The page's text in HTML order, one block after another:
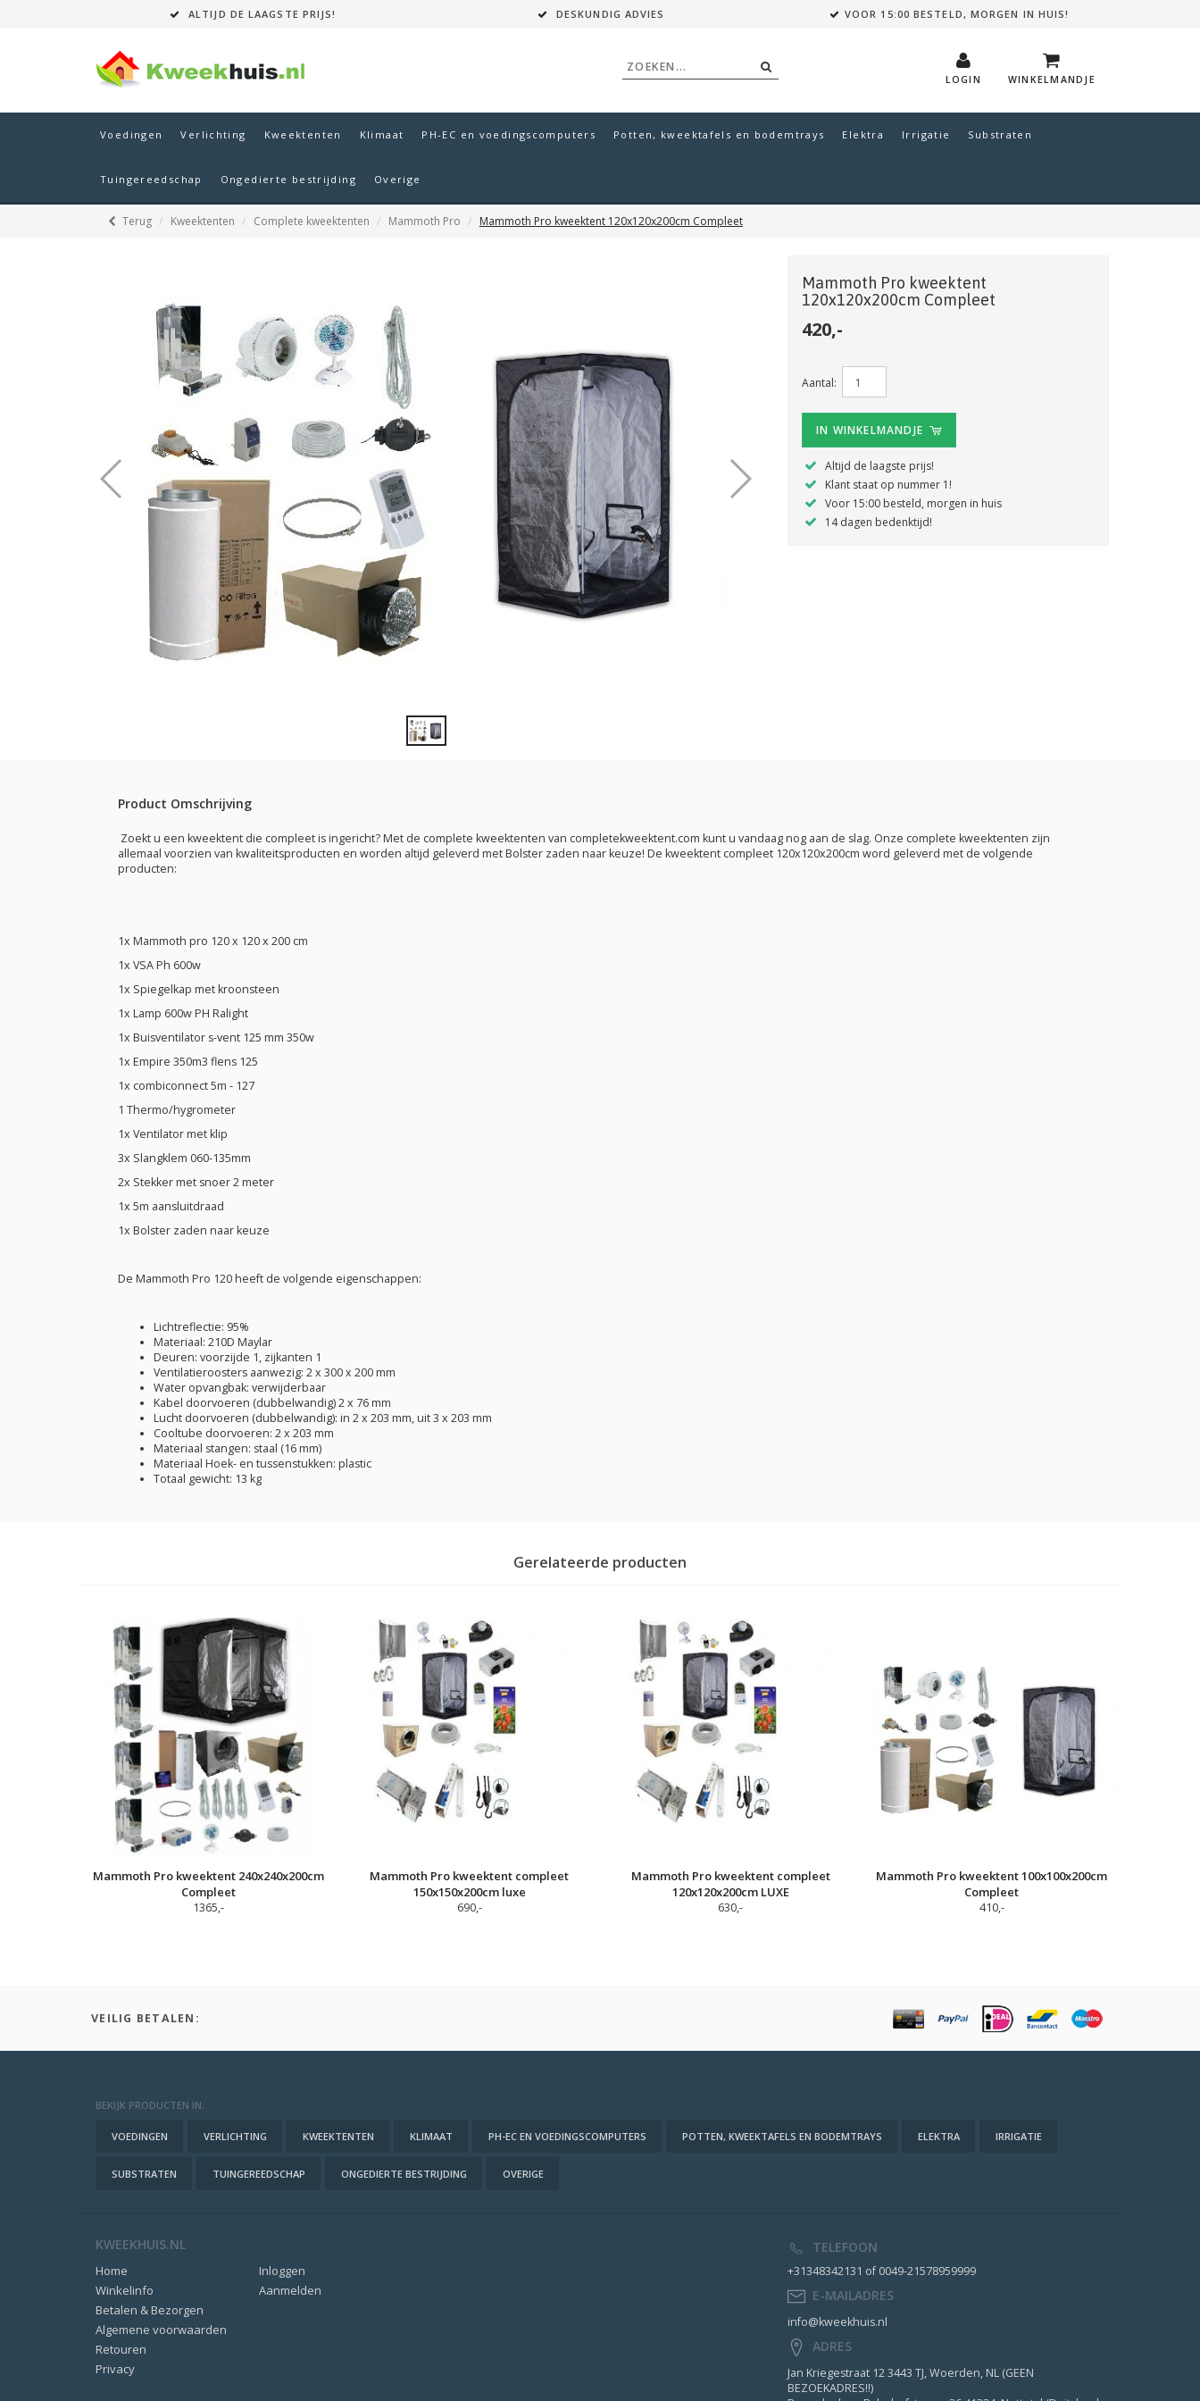
ALTIJD DE LAAGSTE PRIJS! DESKUNDIG ADVIES VOOR 15:00 BESTELD, MORGEN IN HUIS!
WINKELMANDJE
LOGIN
Voedingen Verlichting Kweektenten Klimaat PH-EC en voedingscomputers Potten, kweektafels en bodemtrays Elektra Irrigatie Substraten
Tuingereedschap Ongedierte bestrijding Overige
Terug Kweektenten Complete kweektenten Mammoth Pro Mammoth Pro kweektent 120x120x200cm Compleet
Mammoth Pro kweektent
120x120x200cm Compleet
420,-
Aantal:
IN WINKELMANDJE
Altijd de laagste prijs!
Klant staat op nummer 1!
Voor 15:00 besteld, morgen in huis
14 dagen bedenktijd!
Product Omschrijving
Zoekt u een kweektent die compleet is ingericht? Met de complete kweektenten van completekweektent.com kunt u vandaag nog aan de slag. Onze complete kweektenten zijn
allemaal voorzien van kwaliteitsproducten en worden altijd geleverd met Bolster zaden naar keuze! De kweektent compleet 120x120x200cm word geleverd met de volgende
producten:
1x Mammoth pro 120 x 120 x 200 cm
1x VSA Ph 600w
1x Spiegelkap met kroonsteen
1x Lamp 600w PH Ralight
1x Buisventilator s-vent 125 mm 350w
1x Empire 350m3 flens 125
1x combiconnect 5m - 127
1 Thermo/hygrometer
1x Ventilator met klip
3x Slangklem 060-135mm
2x Stekker met snoer 2 meter
1x 5m aansluitdraad
1x Bolster zaden naar keuze
De Mammoth Pro 120 heeft de volgende eigenschappen:
Lichtreflectie: 95%
Materiaal: 210D Maylar
Deuren: voorzijde 1, zijkanten 1
Ventilatieroosters aanwezig: 2 x 300 x 200 mm
Water opvangbak: verwijderbaar
Kabel doorvoeren (dubbelwandig) 2 x 76 mm
Lucht doorvoeren (dubbelwandig): in 2 x 203 mm, uit 3 x 203 mm
Cooltube doorvoeren: 2 x 203 mm
Materiaal stangen: staal (16 mm)
Materiaal Hoek- en tussenstukken: plastic
Totaal gewicht: 13 kg
Gerelateerde producten
Mammoth Pro kweektent 240x240x200cm
Compleet
1365,-
Mammoth Pro kweektent compleet
150x150x200cm luxe
690,-
Mammoth Pro kweektent compleet
120x120x200cm LUXE
630,-
Mammoth Pro kweektent 100x100x200cm
Compleet
410,-
VEILIG BETALEN:
BEKIJK PRODUCTEN IN:
VOEDINGEN VERLICHTING KWEEKTENTEN KLIMAAT PH-EC EN VOEDINGSCOMPUTERS POTTEN, KWEEKTAFELS EN BODEMTRAYS ELEKTRA IRRIGATIE
SUBSTRATEN TUINGEREEDSCHAP ONGEDIERTE BESTRIJDING OVERIGE
KWEEKHUIS.NL
Inloggen
Aanmelden
Home
Winkelinfo
Betalen & Bezorgen
Algemene voorwaarden
Retouren
Privacy
TELEFOON
+31348342131 of 0049-21578959999
E-MAILADRES
info@kweekhuis.nl
ADRES
Jan Kriegestraat 12 3443 TJ, Woerden, NL (GEEN
BEZOEKADRES!!)